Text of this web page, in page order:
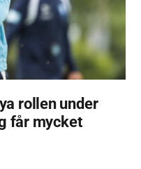
rollen under
får mycket